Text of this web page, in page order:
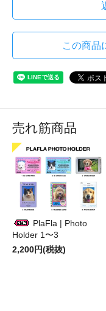
この商品
売れ筋商品
PlaFla | Photo
Holder 1〜3
2,200円(税抜)